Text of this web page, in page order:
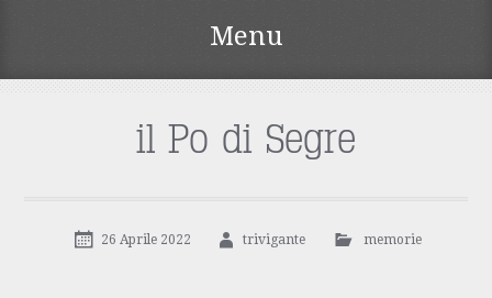
TRIVIGANTE E LE
Menu
il Po di Segre
26 Aprile 2022 trivigante memorie